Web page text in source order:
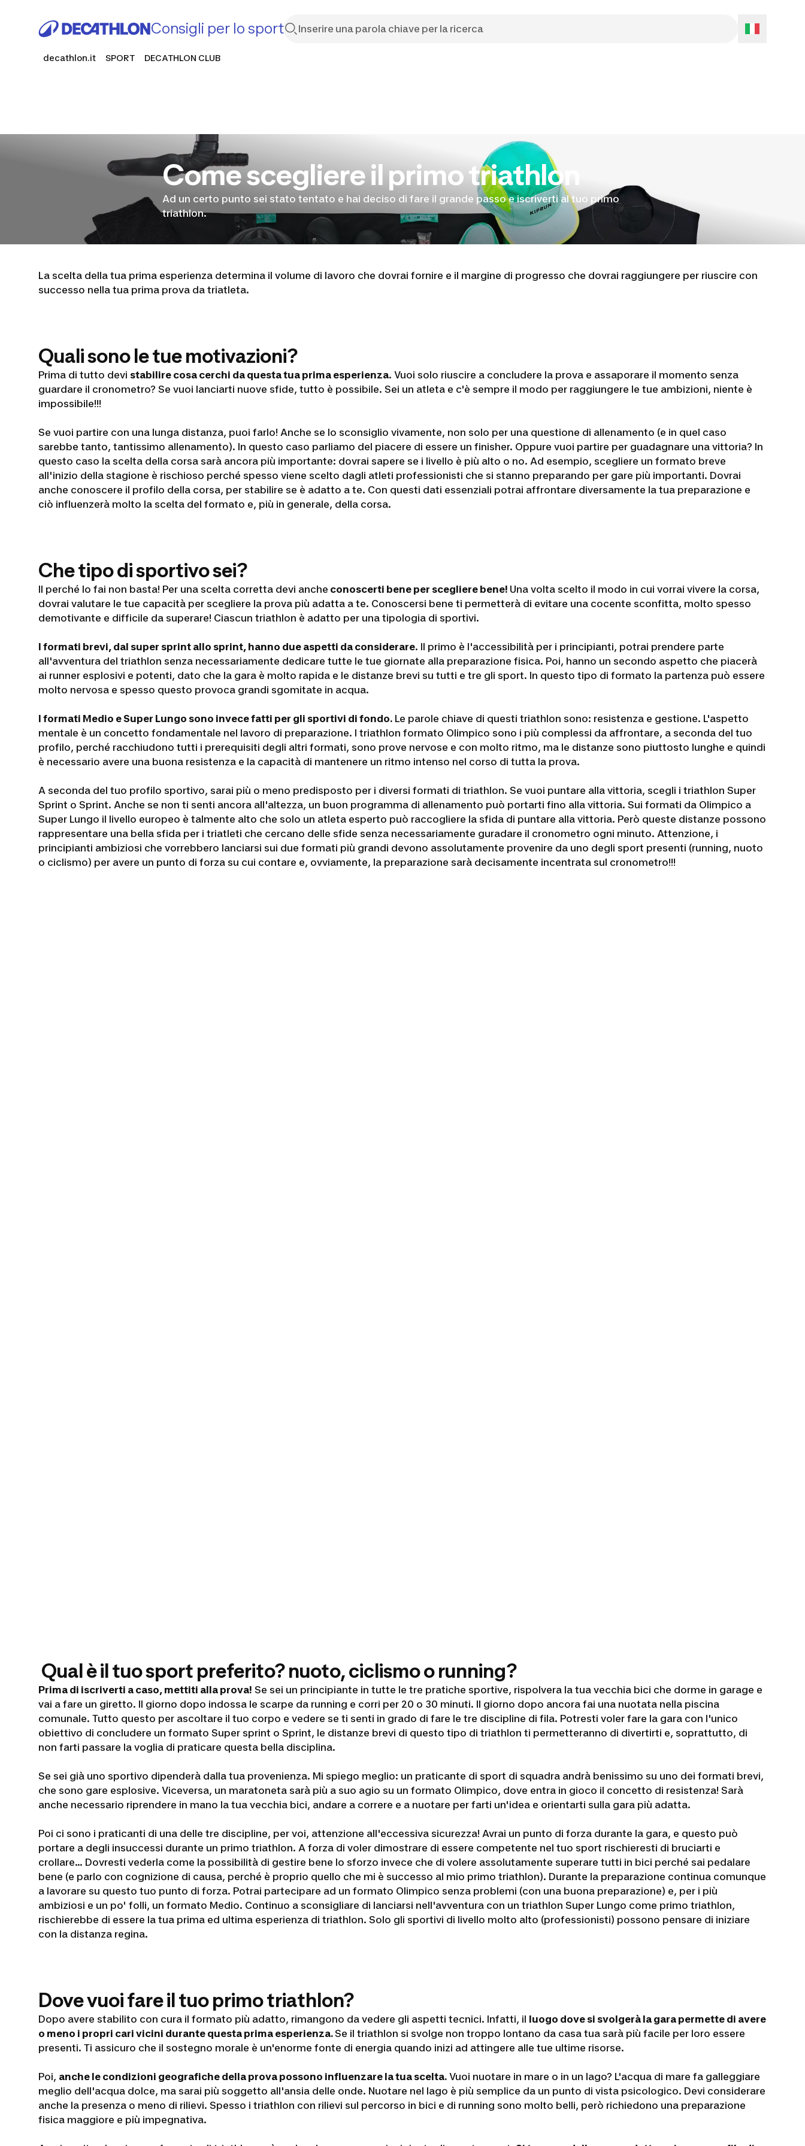
Consigli per lo sport
decathlon.it SPORT DECATHLON CLUB
Come scegliere il primo triathlon
Ad un certo punto sei stato tentato e hai deciso di fare il grande passo e iscriverti al tuo primo
triathlon.
La scelta della tua prima esperienza determina il volume di lavoro che dovrai fornire e il margine di progresso che dovrai raggiungere per riuscire con
successo nella tua prima prova da triatleta.
Quali sono le tue motivazioni?
Prima di tutto devi stabilire cosa cerchi da questa tua prima esperienza. Vuoi solo riuscire a concludere la prova e assaporare il momento senza
guardare il cronometro? Se vuoi lanciarti nuove sfide, tutto è possibile. Sei un atleta e c'è sempre il modo per raggiungere le tue ambizioni, niente è
impossibile!!!
Se vuoi partire con una lunga distanza, puoi farlo! Anche se lo sconsiglio vivamente, non solo per una questione di allenamento (e in quel caso
sarebbe tanto, tantissimo allenamento). In questo caso parliamo del piacere di essere un finisher. Oppure vuoi partire per guadagnare una vittoria? In
questo caso la scelta della corsa sarà ancora più importante: dovrai sapere se i livello è più alto o no. Ad esempio, scegliere un formato breve
all'inizio della stagione è rischioso perché spesso viene scelto dagli atleti professionisti che si stanno preparando per gare più importanti. Dovrai
anche conoscere il profilo della corsa, per stabilire se è adatto a te. Con questi dati essenziali potrai affrontare diversamente la tua preparazione e
ciò influenzerà molto la scelta del formato e, più in generale, della corsa.
Che tipo di sportivo sei?
Il perché lo fai non basta! Per una scelta corretta devi anche conoscerti bene per scegliere bene! Una volta scelto il modo in cui vorrai vivere la corsa,
dovrai valutare le tue capacità per scegliere la prova più adatta a te. Conoscersi bene ti permetterà di evitare una cocente sconfitta, molto spesso
demotivante e difficile da superare! Ciascun triathlon è adatto per una tipologia di sportivi.
I formati brevi, dal super sprint allo sprint, hanno due aspetti da considerare. Il primo è l'accessibilità per i principianti, potrai prendere parte
all'avventura del triathlon senza necessariamente dedicare tutte le tue giornate alla preparazione fisica. Poi, hanno un secondo aspetto che piacerà
ai runner esplosivi e potenti, dato che la gara è molto rapida e le distanze brevi su tutti e tre gli sport. In questo tipo di formato la partenza può essere
molto nervosa e spesso questo provoca grandi sgomitate in acqua.
I formati Medio e Super Lungo sono invece fatti per gli sportivi di fondo. Le parole chiave di questi triathlon sono: resistenza e gestione. L'aspetto
mentale è un concetto fondamentale nel lavoro di preparazione. I triathlon formato Olimpico sono i più complessi da affrontare, a seconda del tuo
profilo, perché racchiudono tutti i prerequisiti degli altri formati, sono prove nervose e con molto ritmo, ma le distanze sono piuttosto lunghe e quindi
è necessario avere una buona resistenza e la capacità di mantenere un ritmo intenso nel corso di tutta la prova.
A seconda del tuo profilo sportivo, sarai più o meno predisposto per i diversi formati di triathlon. Se vuoi puntare alla vittoria, scegli i triathlon Super
Sprint o Sprint. Anche se non ti senti ancora all'altezza, un buon programma di allenamento può portarti fino alla vittoria. Sui formati da Olimpico a
Super Lungo il livello europeo è talmente alto che solo un atleta esperto può raccogliere la sfida di puntare alla vittoria. Però queste distanze possono
rappresentare una bella sfida per i triatleti che cercano delle sfide senza necessariamente guradare il cronometro ogni minuto. Attenzione, i
principianti ambiziosi che vorrebbero lanciarsi sui due formati più grandi devono assolutamente provenire da uno degli sport presenti (running, nuoto
o ciclismo) per avere un punto di forza su cui contare e, ovviamente, la preparazione sarà decisamente incentrata sul cronometro!!!
Qual è il tuo sport preferito? nuoto, ciclismo o running?
Prima di iscriverti a caso, mettiti alla prova! Se sei un principiante in tutte le tre pratiche sportive, rispolvera la tua vecchia bici che dorme in garage e
vai a fare un giretto. Il giorno dopo indossa le scarpe da running e corri per 20 o 30 minuti. Il giorno dopo ancora fai una nuotata nella piscina
comunale. Tutto questo per ascoltare il tuo corpo e vedere se ti senti in grado di fare le tre discipline di fila. Potresti voler fare la gara con l'unico
obiettivo di concludere un formato Super sprint o Sprint, le distanze brevi di questo tipo di triathlon ti permetteranno di divertirti e, soprattutto, di
non farti passare la voglia di praticare questa bella disciplina.
Se sei già uno sportivo dipenderà dalla tua provenienza. Mi spiego meglio: un praticante di sport di squadra andrà benissimo su uno dei formati brevi,
che sono gare esplosive. Viceversa, un maratoneta sarà più a suo agio su un formato Olimpico, dove entra in gioco il concetto di resistenza! Sarà
anche necessario riprendere in mano la tua vecchia bici, andare a correre e a nuotare per farti un'idea e orientarti sulla gara più adatta.
Poi ci sono i praticanti di una delle tre discipline, per voi, attenzione all'eccessiva sicurezza! Avrai un punto di forza durante la gara, e questo può
portare a degli insuccessi durante un primo triathlon. A forza di voler dimostrare di essere competente nel tuo sport rischieresti di bruciarti e
crollare... Dovresti vederla come la possibilità di gestire bene lo sforzo invece che di volere assolutamente superare tutti in bici perché sai pedalare
bene (e parlo con cognizione di causa, perché è proprio quello che mi è successo al mio primo triathlon). Durante la preparazione continua comunque
a lavorare su questo tuo punto di forza. Potrai partecipare ad un formato Olimpico senza problemi (con una buona preparazione) e, per i più
ambiziosi e un po' folli, un formato Medio. Continuo a sconsigliare di lanciarsi nell'avventura con un triathlon Super Lungo come primo triathlon,
rischierebbe di essere la tua prima ed ultima esperienza di triathlon. Solo gli sportivi di livello molto alto (professionisti) possono pensare di iniziare
con la distanza regina.
Dove vuoi fare il tuo primo triathlon?
Dopo avere stabilito con cura il formato più adatto, rimangono da vedere gli aspetti tecnici. Infatti, il luogo dove si svolgerà la gara permette di avere
o meno i propri cari vicini durante questa prima esperienza.Se il triathlon si svolge non troppo lontano da casa tua sarà più facile per loro essere
presenti. Ti assicuro che il sostegno morale è un'enorme fonte di energia quando inizi ad attingere alle tue ultime risorse.
Poi, anche le condizioni geografiche della prova possono influenzare la tua scelta. Vuoi nuotare in mare o in un lago? L'acqua di mare fa galleggiare
meglio dell'acqua dolce, ma sarai più soggetto all'ansia delle onde. Nuotare nel lago è più semplice da un punto di vista psicologico. Devi considerare
anche la presenza o meno di rilievi. Spesso i triathlon con rilievi sul percorso in bici e di running sono molto belli, però richiedono una preparazione
fisica maggiore e più impegnativa.